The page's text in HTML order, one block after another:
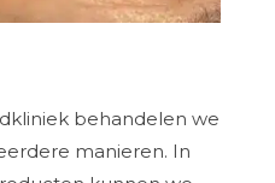
behandelen we
manieren. In